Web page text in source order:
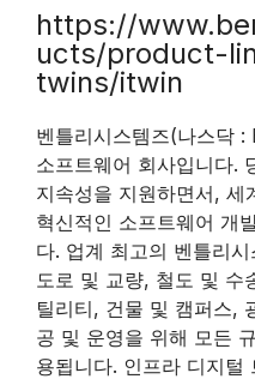
https://
ucts/product-
twins/itwin
벤틀리시스템즈(나스닥
소프트웨어 회사입니다.
지속성을 지원하면서, 세
혁신적인 소프트웨어 개
다. 업계 최고의 벤틀리
도로 및 교량, 철도 및 수
틸리티, 건물 및 캠퍼스,
공 및 운영을 위해 모든
용됩니다. 인프라 디지